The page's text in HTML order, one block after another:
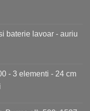
lei.
baterie lavoar - auriu
lei.
- 3 elementi - 24 cm
Prețul